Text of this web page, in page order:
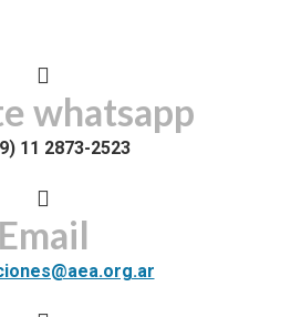
whatsapp
11 2873-2523
Email